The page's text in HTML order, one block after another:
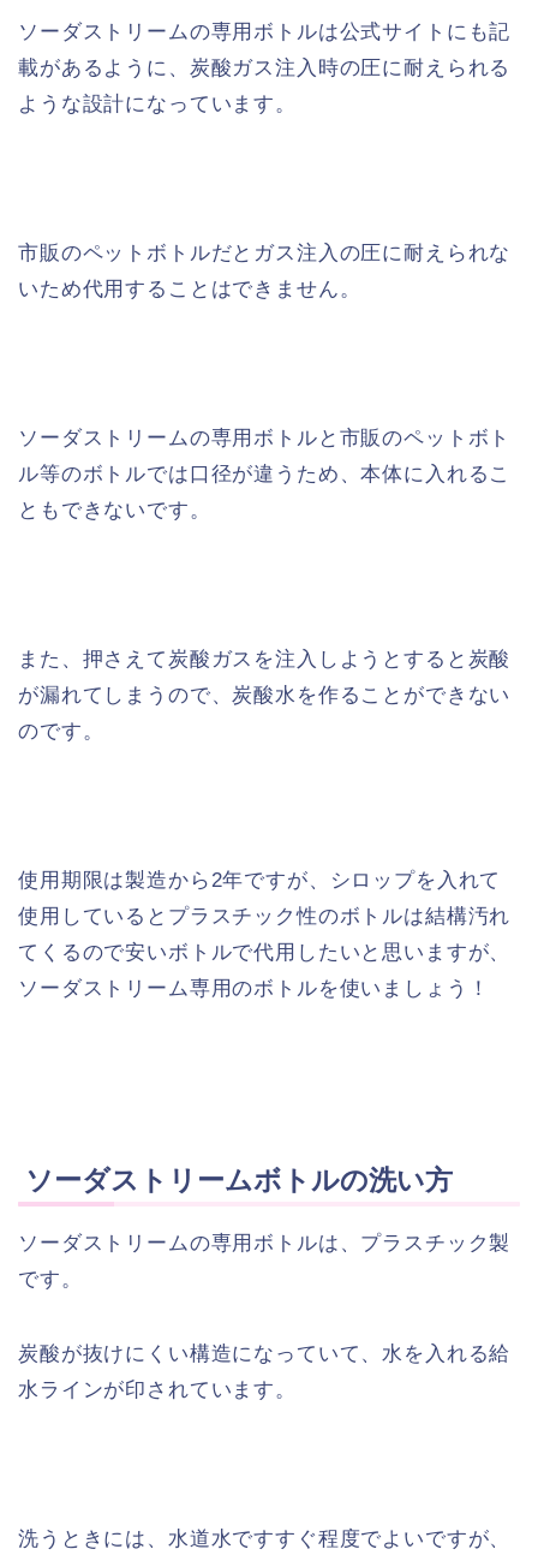
ソーダストリームの専用ボトルは公式サイトにも記
載があるように、炭酸ガス注入時の圧に耐えられる
ような設計になっています。
市販のペットボトルだとガス注入の圧に耐えられな
いため代用することはできません。
ソーダストリームの専用ボトルと市販のペットボト
ル等のボトルでは口径が違うため、本体に入れるこ
ともできないです。
また、押さえて炭酸ガスを注入しようとすると炭酸
が漏れてしまうので、炭酸水を作ることができない
のです。
使用期限は製造から2年ですが、シロップを入れて
使用しているとプラスチック性のボトルは結構汚れ
てくるので安いボトルで代用したいと思いますが、
ソーダストリーム専用のボトルを使いましょう！
ソーダストリームボトルの洗い方
ソーダストリームの専用ボトルは、プラスチック製
です。
炭酸が抜けにくい構造になっていて、水を入れる給
水ラインが印されています。
洗うときには、水道水ですすぐ程度でよいですが、